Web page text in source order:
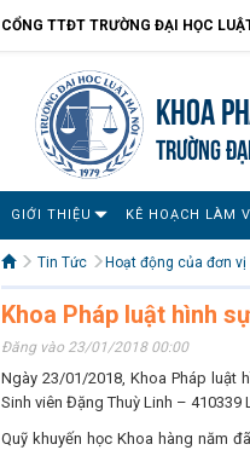
CỔNG TTĐT TRƯỜNG ĐẠI HỌC
Khoa
TRƯỜNG
GIỚI THIỆU KÊ HOẠCH LÀM
Tin Tức Hoạt động của đơn vị
Khoa Pháp luật hình
Đăng vào 23/01/2018 00:00
Ngày 23/01/2018, Khoa Pháp luật
Sinh viên Đặng Thuỳ Linh – 410339
Quỹ khuyến học Khoa hàng năm